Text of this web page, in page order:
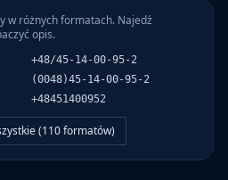
w różnych formatach. Najedź
opis.
+48/45-14-00-95-2
(0048)45-14-00-95-2
+48451400952
(110formatów)